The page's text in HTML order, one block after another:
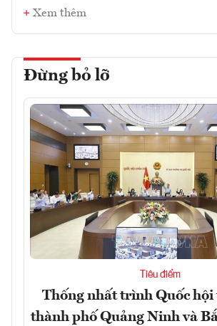
Xem thêm
Đừng bỏ lỡ
Tiêu điểm
Thống nhất trình Quốc hội
thành phố Quảng Ninh và